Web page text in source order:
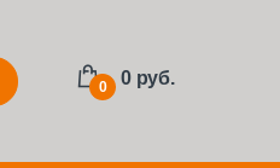
0 0 руб.